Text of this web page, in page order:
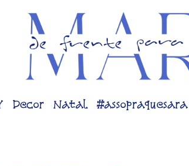
Decor Natal #assopraquesara